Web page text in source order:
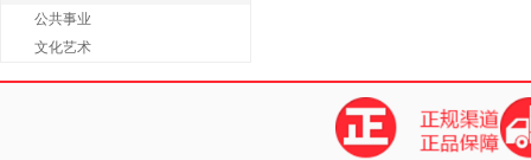
公共事业
文化艺术